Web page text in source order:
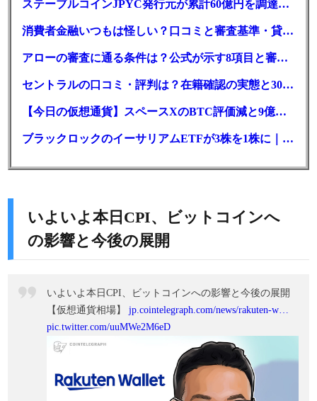
ステーブルコインJPYC発行元が累計60億円を調達、物流大手も出資参画
消費者金融いつもは怪しい？口コミと審査基準・貸付条件を調査
アローの審査に通る条件は？公式が示す8項目と審査時間
セントラルの口コミ・評判は？在籍確認の実態と30日金利0円の落とし穴
【今日の仮想通貨】スペースXのBTC評価減と9億株の解禁。208億円相当のBTCが盗難
ブラックロックのイーサリアムETFが3株を1株に｜年初来37%安
いよいよ本日CPI、ビットコインへ
の影響と今後の展開
いよいよ本日CPI、ビットコインへの影響と今後の展開
【仮想通貨相場】 jp.cointelegraph.com/news/rakuten-w…
pic.twitter.com/uuMWe2M6eD